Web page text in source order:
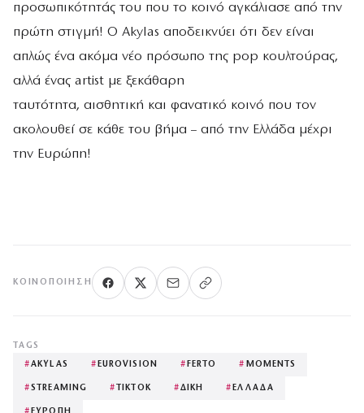
προσωπικότητάς του που το κοινό αγκάλιασε από την
πρώτη στιγμή! Ο Akylas αποδεικνύει ότι δεν είναι
απλώς ένα ακόμα νέο πρόσωπο της pop κουλτούρας,
αλλά ένας artist με ξεκάθαρη
ταυτότητα, αισθητική και φανατικό κοινό που τον
ακολουθεί σε κάθε του βήμα – από την Ελλάδα μέχρι
την Ευρώπη!
ΚΟΙΝΟΠΟΊΗΣΗ
TAGS
#AKYLAS # EUROVISION # FERTO # MOMENTS
#STREAMING # TIKTOK #ΔΙΚΗ # ΕΛΛΑΔΑ